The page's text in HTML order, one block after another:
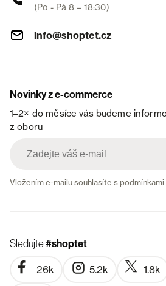
(Po - Pá 8 – 18:30)
info@shoptet.cz
Novinky z e-commerce
1–2× do měsíce vás budeme
z oboru
Vložením e-mailu souhlasíte s
Sledujte#shoptet
26k 5.2k 1.8k